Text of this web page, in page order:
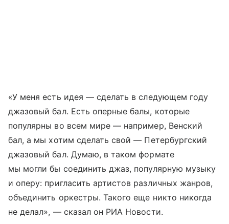
«У меня есть идея — сделать в следующем году
джазовый бал. Есть оперные балы, которые
популярны во всем мире — например, Венский
бал, а мы хотим сделать свой — Петербургский
джазовый бал. Думаю, в таком формате
мы могли бы соединить джаз, популярную музыку
и оперу: пригласить артистов различных жанров,
объединить оркестры. Такого еще никто никогда
не делал», — сказал он РИА Новости.